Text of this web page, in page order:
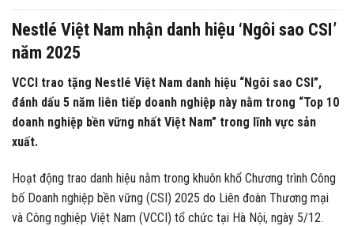
Nestlé Việt Nam nhận danh hiệu ‘Ngôi sao CSI’
năm 2025
VCCI trao tặng Nestlé Việt Nam danh hiệu “Ngôi sao CSI”,
đánh dấu 5 năm liên tiếp doanh nghiệp này nằm trong “Top 10
doanh nghiệp bền vững nhất Việt Nam” trong lĩnh vực sản
xuất.
Hoạt động trao danh hiệu nằm trong khuôn khổ Chương trình Công
bố Doanh nghiệp bền vững (CSI) 2025 do Liên đoàn Thương mại
và Công nghiệp Việt Nam (VCCI) tổ chức tại Hà Nội, ngày 5/12.